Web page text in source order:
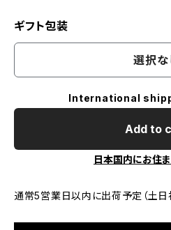
ギフト包装
選択な
International
Add to
日本国内にお住
通常5営業日以内に出荷予定（土日